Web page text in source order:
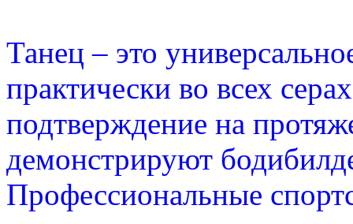
Танец – это
практически во всех
подтверждение на
демонстрируют
Профессиональные